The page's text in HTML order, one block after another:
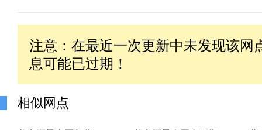
注意：在最近一次更新中未发现该网
息可能已过期！
相似网点